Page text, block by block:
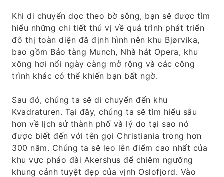
Khi di chuyển dọc theo bờ sông, bạn sẽ được tìm
hiểu những chi tiết thú vị về quá trình phát triển
đô thị toàn diện đã định hình nên khu Bjørvika,
bao gồm Bảo tàng Munch, Nhà hát Opera, khu
xông hơi nổi ngày càng mở rộng và các công
trình khác có thể khiến bạn bất ngờ.
Sau đó, chúng ta sẽ di chuyển đến khu
Kvadraturen. Tại đây, chúng ta sẽ tìm hiểu sâu
hơn về lịch sử thành phố và lý do tại sao nó
được biết đến với tên gọi Christiania trong hơn
300 năm. Chúng ta sẽ leo lên điểm cao nhất của
khu vực pháo đài Akershus để chiêm ngưỡng
khung cảnh tuyệt đẹp của vịnh Oslofjord. Vào